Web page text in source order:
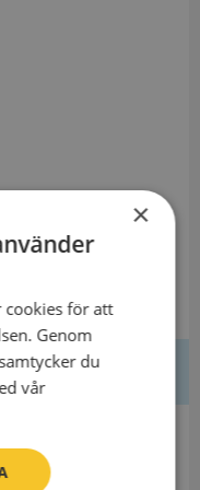
×
cookies för att
Genom
du
vår